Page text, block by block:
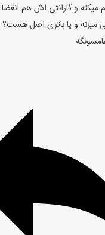
میکنه و گارانتی اش هم
میزنه و یا باتری اصل هست؟